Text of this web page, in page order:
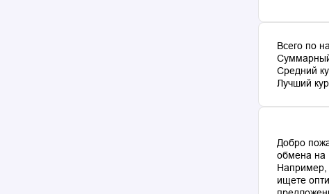
Всего по
Средний
Лучший
Добро
обмена на
Например,
ищете